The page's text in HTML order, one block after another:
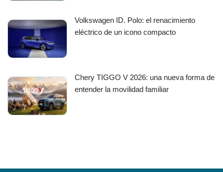
Volkswagen ID. Polo: el renacimiento
eléctrico de un icono compacto
Chery TIGGO V 2026: una nueva forma de
entender la movilidad familiar